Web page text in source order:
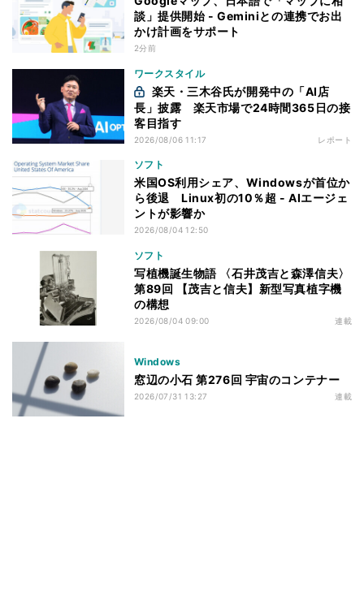
談」提供開始 - Geminiとの連携でお出
かけ計画をサポート
2分前
ワークスタイル
長」披露 楽天市場で24時間365日の接
客目指す
2026/08/06 11:17 レポート
ソフト
米国OS利用シェア、Windowsが首位か
ら後退 Linux初の10％超 - AIエージェ
ントが影響か
2026/08/04 12:50
ソフト
写植機誕生物語 〈石井茂吉と森澤信夫〉
第89回 【茂吉と信夫】新型写真植字機
の構想
2026/08/04 09:00 連載
Windows
窓辺の小石 第276回 宇宙のコンテナー
2026/07/31 13:27 連載